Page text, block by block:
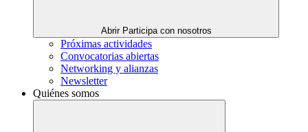
Abrir Participa con nosotros
Próximas actividades
Convocatorias abiertas
Networking y alianzas
Newsletter
Quiénes somos